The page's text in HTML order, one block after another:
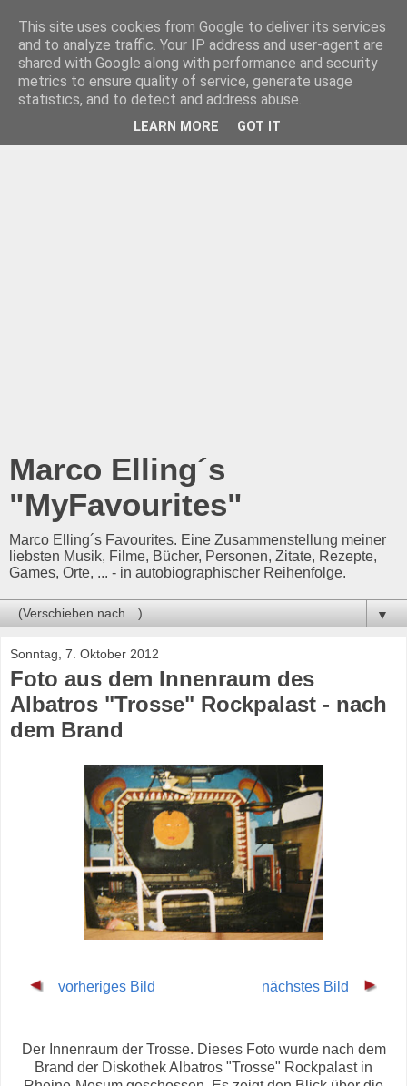
Marco Elling´s
"MyFavourites"
Marco Elling´s Favourites. Eine Zusammenstellung meiner
liebsten Musik, Filme, Bücher, Personen, Zitate, Rezepte,
Games, Orte, ... - in autobiographischer Reihenfolge.
▼
Sonntag, 7. Oktober 2012
Foto aus dem Innenraum des
Albatros "Trosse" Rockpalast - nach
dem Brand
vorheriges Bild nächstes Bild
Der Innenraum der Trosse. Dieses Foto wurde nach dem
Brand der Diskothek Albatros "Trosse" Rockpalast in
This site uses cookies from Google to deliver its services
and to analyze traffic. Your IP address and user-agent are
shared with Google along with performance and security
metrics to ensure quality of service, generate usage
statistics, and to detect and address abuse.
LEARN MORE GOT IT